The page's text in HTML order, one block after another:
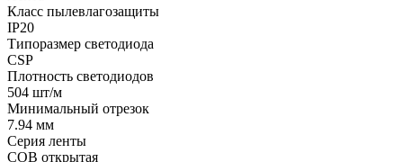
Класс пылевлагозащиты
IP20
Типоразмер светодиода
CSP
Плотность светодиодов
504 шт/м
Минимальный отрезок
7.94 мм
Серия ленты
COB открытая